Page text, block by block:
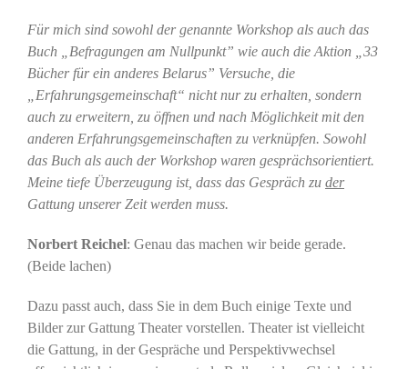
Für mich sind sowohl der genannte Workshop als auch das
Buch „Befragungen am Nullpunkt” wie auch die Aktion „33
Bücher für ein anderes Belarus” Versuche, die
„Erfahrungsgemeinschaft“ nicht nur zu erhalten, sondern
auch zu erweitern, zu öffnen und nach Möglichkeit mit den
anderen Erfahrungsgemeinschaften zu verknüpfen. Sowohl
das Buch als auch der Workshop waren gesprächsorientiert.
Meine tiefe Überzeugung ist, dass das Gespräch zu der
Gattung unserer Zeit werden muss.
Norbert Reichel: Genau das machen wir beide gerade.
(Beide lachen)
Dazu passt auch, dass Sie in dem Buch einige Texte und
Bilder zur Gattung Theater vorstellen. Theater ist vielleicht
die Gattung, in der Gespräche und Perspektivwechsel